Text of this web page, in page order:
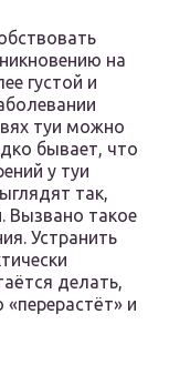
на
густой и
туи можно
бывает, что
у туи
так,
Вызвано такое
Устранить
делать,
и